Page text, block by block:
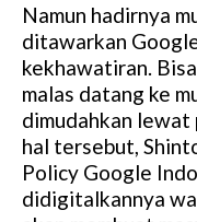
Namun hadirnya
ditawarkan
kekhawatiran.
malas datang ke
dimudahkan
hal tersebut,
Policy Google
didigitalkannya